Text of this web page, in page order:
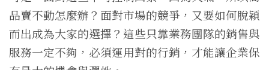
品賣不動怎麼辦？面對市場的競爭，又要如何脫穎
而出成為大家的選擇？這些只靠業務團隊的銷售與
服務一定不夠，必須運用對的行銷，才能讓企業保